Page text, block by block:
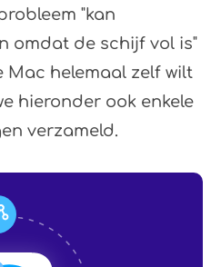
"kan
omdat de schijf vol is"
Mac helemaal zelf wilt
hieronder ook enkele
verzameld.